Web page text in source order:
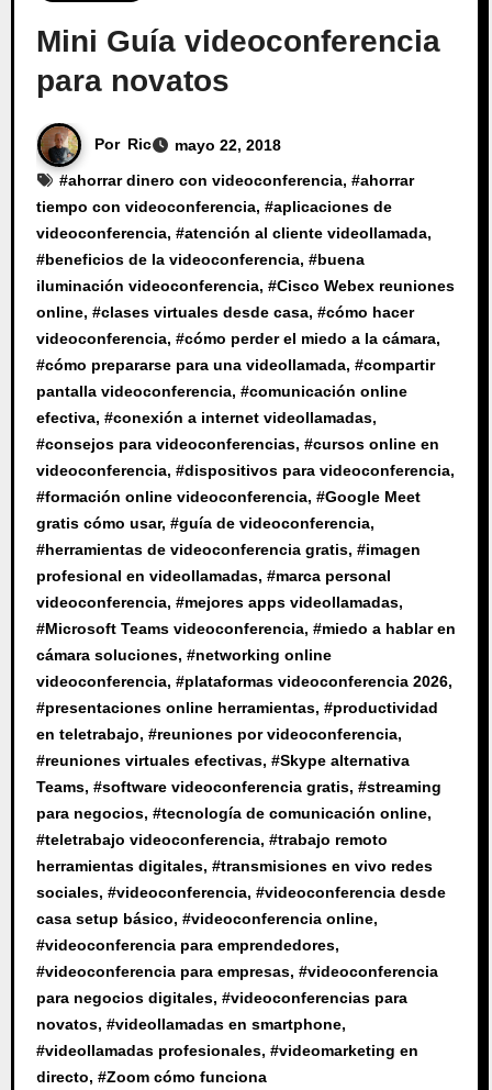
Mini Guía videoconferencia
para novatos
Por Ric
mayo 22, 2018
#ahorrar dinero con videoconferencia, #ahorrar
tiempo con videoconferencia, #aplicaciones de
videoconferencia, #atención al cliente videollamada,
#beneficios de la videoconferencia, #buena
iluminación videoconferencia, #Cisco Webex reuniones
online, #clases virtuales desde casa, #cómo hacer
videoconferencia, #cómo perder el miedo a la cámara,
#cómo prepararse para una videollamada, #compartir
pantalla videoconferencia, #comunicación online
efectiva, #conexión a internet videollamadas,
#consejos para videoconferencias, #cursos online en
videoconferencia, #dispositivos para videoconferencia,
#formación online videoconferencia, #Google Meet
gratis cómo usar, #guía de videoconferencia,
#herramientas de videoconferencia gratis, #imagen
profesional en videollamadas, #marca personal
videoconferencia, #mejores apps videollamadas,
#Microsoft Teams videoconferencia, #miedo a hablar en
cámara soluciones, #networking online
videoconferencia, #plataformas videoconferencia 2026,
#presentaciones online herramientas, #productividad
en teletrabajo, #reuniones por videoconferencia,
#reuniones virtuales efectivas, #Skype alternativa
Teams, #software videoconferencia gratis, #streaming
para negocios, #tecnología de comunicación online,
#teletrabajo videoconferencia, #trabajo remoto
herramientas digitales, #transmisiones en vivo redes
sociales, #videoconferencia, #videoconferencia desde
casa setup básico, #videoconferencia online,
#videoconferencia para emprendedores,
#videoconferencia para empresas, #videoconferencia
para negocios digitales, #videoconferencias para
novatos, #videollamadas en smartphone,
#videollamadas profesionales, #videomarketing en
directo, #Zoom cómo funciona